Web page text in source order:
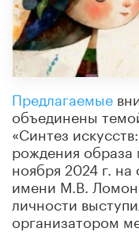
Предлагаемые
объединены
«Синтез
рождения
ноября 2024 г.
имени М.В.
личности
организатором